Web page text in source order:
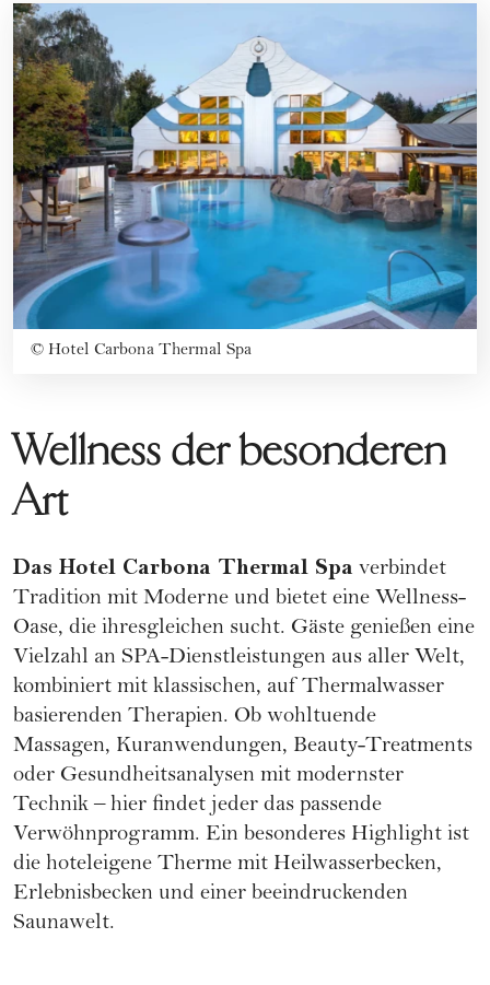
© Hotel Carbona Thermal Spa
Wellness der besonderen
Art
Das Hotel Carbona Thermal Spa verbindet
Tradition mit Moderne und bietet eine Wellness-
Oase, die ihresgleichen sucht. Gäste genießen eine
Vielzahl an SPA-Dienstleistungen aus aller Welt,
kombiniert mit klassischen, auf Thermalwasser
basierenden Therapien. Ob wohltuende
Massagen, Kuranwendungen, Beauty-Treatments
oder Gesundheitsanalysen mit modernster
Technik – hier findet jeder das passende
Verwöhnprogramm. Ein besonderes Highlight ist
die hoteleigene Therme mit Heilwasserbecken,
Erlebnisbecken und einer beeindruckenden
Saunawelt.